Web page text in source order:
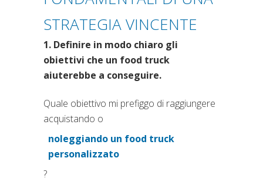
STRATEGIA VINCENTE
1. Definire in modo chiaro gli
obiettivi che un food truck
aiuterebbe a conseguire.
Quale obiettivo mi prefiggo di raggiungere
acquistando o
noleggiando un food truck
personalizzato
?